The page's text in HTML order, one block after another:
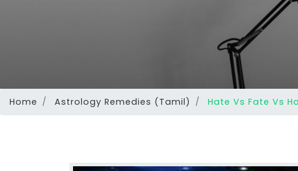
Home Astrology Remedies (Tamil) Hate Vs Fate Vs